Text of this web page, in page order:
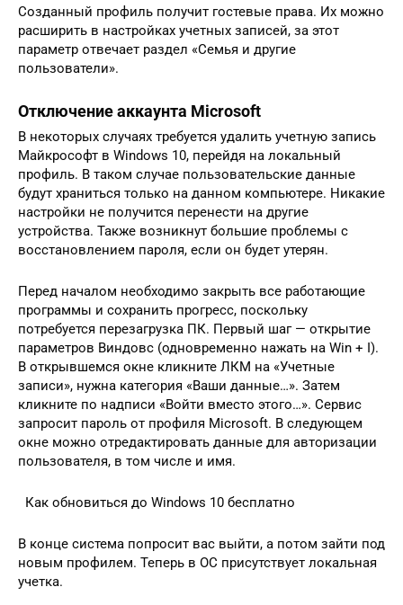
Созданный профиль получит гостевые права. Их можно
расширить в настройках учетных записей, за этот
параметр отвечает раздел «Семья и другие
пользователи».
Отключение аккаунта Microsoft
В некоторых случаях требуется удалить учетную запись
Майкрософт в Windows 10, перейдя на локальный
профиль. В таком случае пользовательские данные
будут храниться только на данном компьютере. Никакие
настройки не получится перенести на другие
устройства. Также возникнут большие проблемы с
восстановлением пароля, если он будет утерян.
Перед началом необходимо закрыть все работающие
программы и сохранить прогресс, поскольку
потребуется перезагрузка ПК. Первый шаг — открытие
параметров Виндовс (одновременно нажать на Win + I).
В открывшемся окне кликните ЛКМ на «Учетные
записи», нужна категория «Ваши данные…». Затем
кликните по надписи «Войти вместо этого…». Сервис
запросит пароль от профиля Microsoft. В следующем
окне можно отредактировать данные для авторизации
пользователя, в том числе и имя.
Как обновиться до Windows 10 бесплатно
В конце система попросит вас выйти, а потом зайти под
новым профилем. Теперь в ОС присутствует локальная
учетка.